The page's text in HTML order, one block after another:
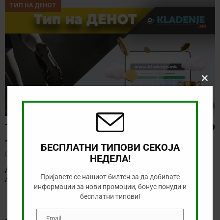
ТИП НА ДЕНОТ
ТИП НА ДЕНОТ (08.08.2026, 21:00) ГРЕМИО
– САО ПАОЛО
август 8, 2026
Денес нема голема понуда за обложување, а ние ќе го
анализираме дуелот од бразилското првенство[…]
БЕСПЛАТНИ ТИПОВИ СЕКОЈА
НЕДЕЛА!
Пријавете се нашиот билтен за да добивате
информации за нови промоции, бонус понуди и
бесплатни типови!
Email